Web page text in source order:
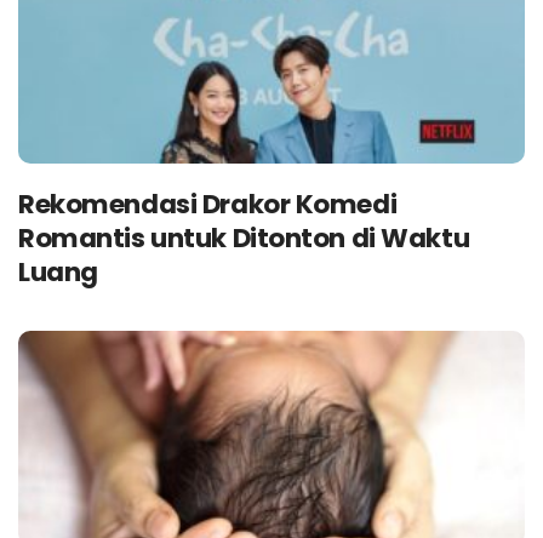
Rekomendasi Drakor Komedi
Romantis untuk Ditonton di Waktu
Luang